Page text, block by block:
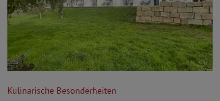
Kulinarische Besonderheiten